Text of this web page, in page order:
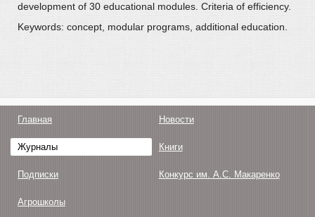
development of 30 educational modules. Criteria of efficiency.
Keywords: concept, modular programs, additional education.
Главная Новости
Журналы Книги
Подписки Конкурс им. А.С. Макаренко
Агрошколы